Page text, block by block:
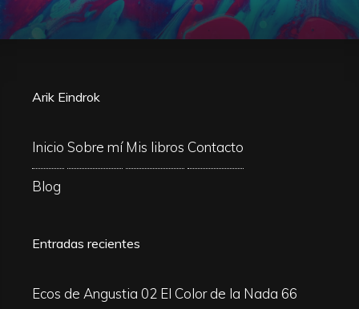
Arik Eindrok
Inicio Sobre mí Mis libros Contacto
Blog
Entradas recientes
Ecos de Angustia 02 El Color de la Nada 66